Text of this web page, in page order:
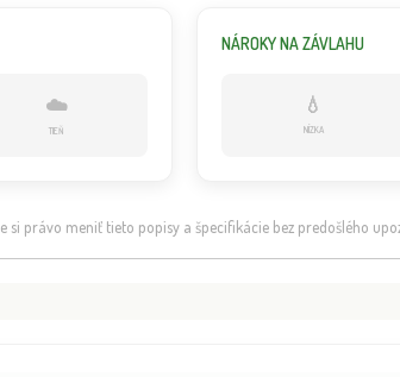
☁️
TIEŇ
NÁROKY NA ZÁVLAHU
💧
NÍZKA
si právo meniť tieto popisy a špecifikácie bez predošlého